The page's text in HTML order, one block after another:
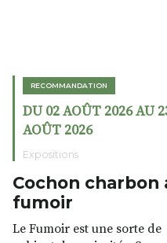
2026 AU 23
charbon au
est une sorte de